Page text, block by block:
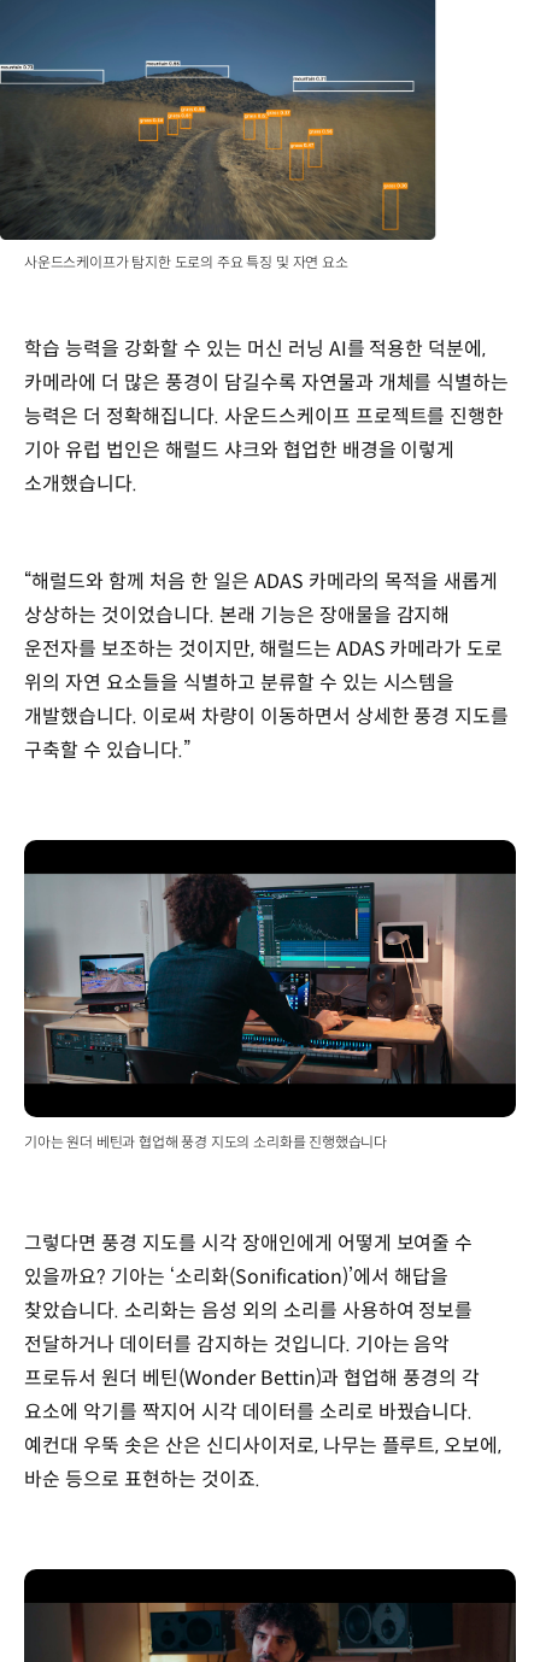
사운드스케이프가 탐지한 도로의 주요 특징 및 자연 요소
학습 능력을 강화할 수 있는 머신 러닝 AI를 적용한 덕분에,
카메라에 더 많은 풍경이 담길수록 자연물과 개체를 식별하는
능력은 더 정확해집니다. 사운드스케이프 프로젝트를 진행한
기아 유럽 법인은 해럴드 샤크와 협업한 배경을 이렇게
소개했습니다.
“해럴드와 함께 처음 한 일은 ADAS 카메라의 목적을 새롭게
상상하는 것이었습니다. 본래 기능은 장애물을 감지해
운전자를 보조하는 것이지만, 해럴드는 ADAS 카메라가 도로
위의 자연 요소들을 식별하고 분류할 수 있는 시스템을
개발했습니다. 이로써 차량이 이동하면서 상세한 풍경 지도를
구축할 수 있습니다.”
기아는 원더 베틴과 협업해 풍경 지도의 소리화를 진행했습니다
그렇다면 풍경 지도를 시각 장애인에게 어떻게 보여줄 수
있을까요? 기아는 ‘소리화(Sonification)’에서 해답을
찾았습니다. 소리화는 음성 외의 소리를 사용하여 정보를
전달하거나 데이터를 감지하는 것입니다. 기아는 음악
프로듀서 원더 베틴(Wonder Bettin)과 협업해 풍경의 각
요소에 악기를 짝지어 시각 데이터를 소리로 바꿨습니다.
예컨대 우뚝 솟은 산은 신디사이저로, 나무는 플루트, 오보에,
바순 등으로 표현하는 것이죠.